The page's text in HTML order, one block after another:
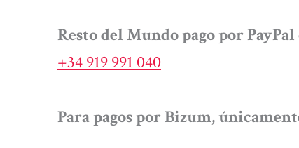
Resto del Mundo pago por
+34 919 991 040
Para pagos por Bizum,